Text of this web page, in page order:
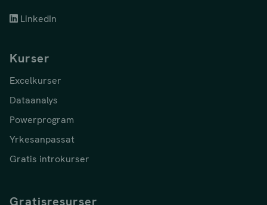
LinkedIn
Kurser
Excelkurser
Dataanalys
Powerprogram
Yrkesanpassat
Gratis introkurser
Gratisresurser